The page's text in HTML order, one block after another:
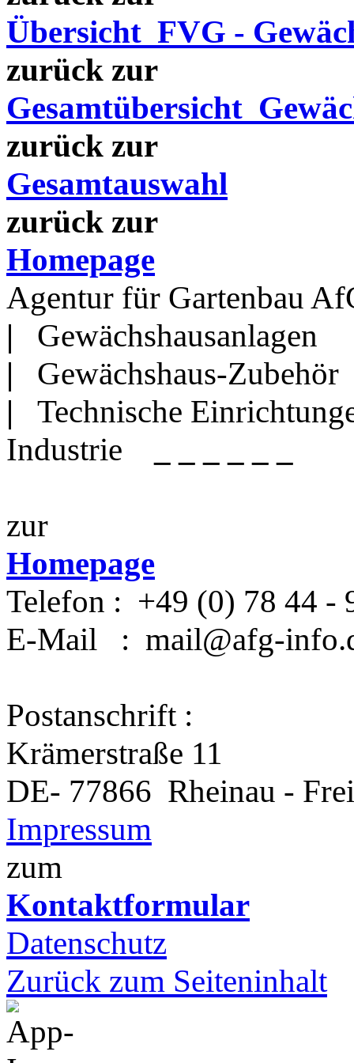
Übersicht FVG -
zurück zur
Gesamtübersicht
zurück zur
Gesamtauswahl
zurück zur
Homepage
Agentur für Gartenbau Af
|
Gewächshausanlagen
|
Gewächshaus-Zubehör
|
Technische
Industrie
zur
Homepage
Telefon : +49 (0) 78 44 -
E-Mail
: mail@afg-
Postanschrift :
Krämerstraße 11
DE- 77866 Rheinau -
Impressum
zum
Kontaktformular
Datenschutz
Zurück zum Seiteninhalt